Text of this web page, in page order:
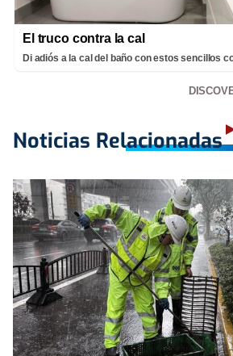
El truco contra la cal
Di adiós a la cal del baño con estos sencillos
Noticias Relacionadas